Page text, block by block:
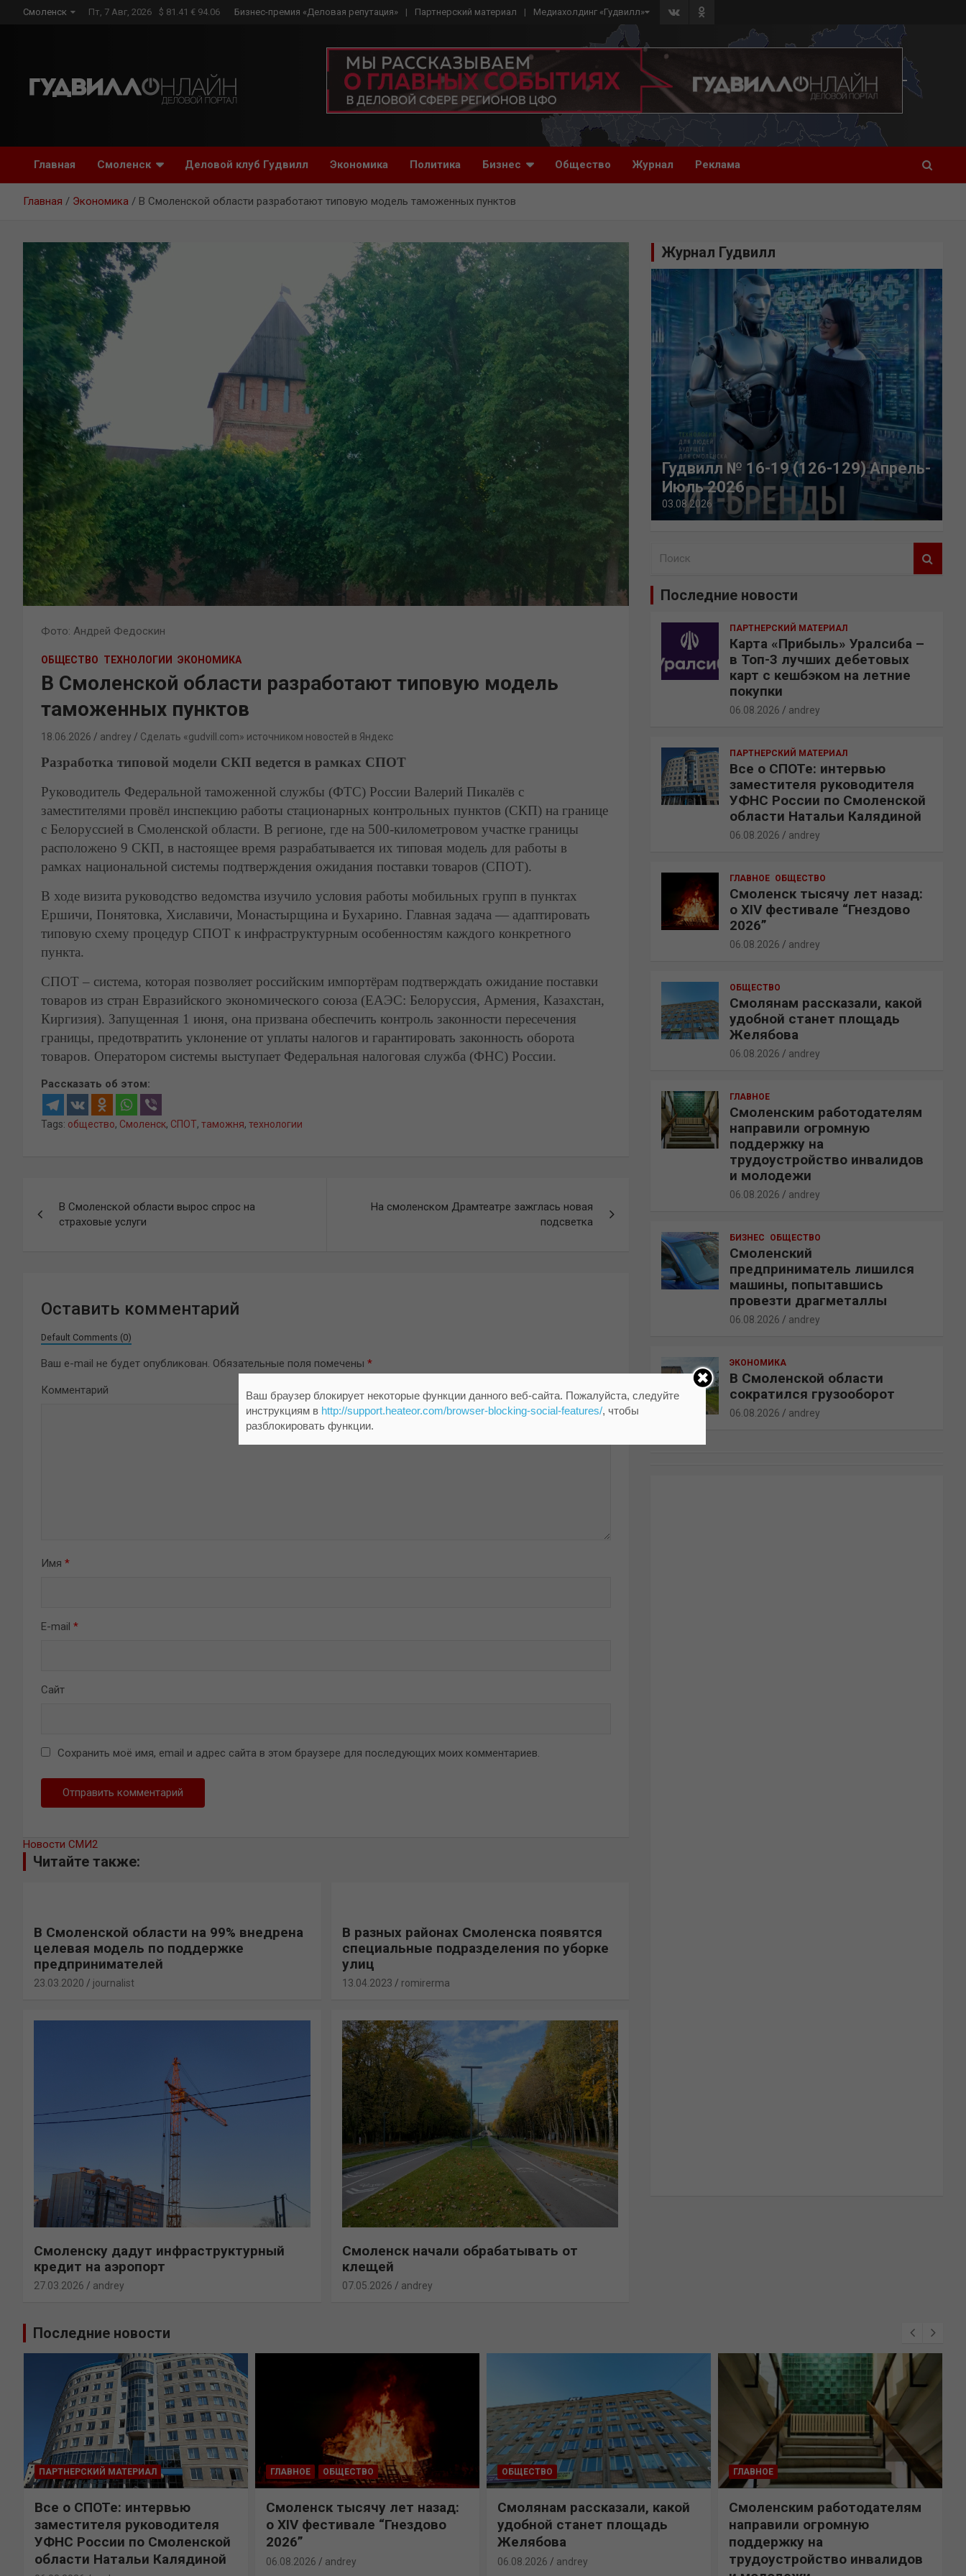
Смоленск Пт, 7 Авг, 2026 $ 81.41 € 94.06 Бизнес-премия «Деловая репутация» Партнерский материал Медиахолдинг «Гудвилл»
Главная Смоленск Деловой клуб Гудвилл Экономика Политика Бизнес Общество Журнал Реклама
Главная Экономика В Смоленской области разработают типовую модель таможенных пунктов
Фото: Андрей Федоскин
ОБЩЕСТВО ТЕХНОЛОГИИ ЭКОНОМИКА
В Смоленской области разработают типовую модель
таможенных пунктов
18.06.2026 andrey Сделать «gudvill.com» источником новостей в Яндекс
Разработка типовой модели СКП ведется в рамках СПОТ
Руководитель Федеральной таможенной службы (ФТС) России Валерий Пикалёв с
заместителями провёл инспекцию работы стационарных контрольных пунктов (СКП) на границе
с Белоруссией в Смоленской области. В регионе, где на 500-километровом участке границы
расположено 9 СКП, в настоящее время разрабатывается их типовая модель для работы в
рамках национальной системы подтверждения ожидания поставки товаров (СПОТ).
В ходе визита руководство ведомства изучило условия работы мобильных групп в пунктах
Ершичи, Понятовка, Хиславичи, Монастырщина и Бухарино. Главная задача — адаптировать
типовую схему процедур СПОТ к инфраструктурным особенностям каждого конкретного
пункта.
СПОТ – система, которая позволяет российским импортёрам подтверждать ожидание поставки
товаров из стран Евразийского экономического союза (ЕАЭС: Белоруссия, Армения, Казахстан,
Киргизия). Запущенная 1 июня, она призвана обеспечить контроль законности пересечения
границы, предотвратить уклонение от уплаты налогов и гарантировать законность оборота
товаров. Оператором системы выступает Федеральная налоговая служба (ФНС) России.
Рассказать об этом:
Tags: общество, Смоленск, СПОТ, таможня, технологии
по
В Смоленской области вырос спрос на
страховые услуги
На смоленском Драмтеатре зажглась новая
подсветка
Оставить комментарий
Default Comments (0)
Ваш e-mail не будет опубликован. Обязательные поля помечены *
Комментарий
Имя *
E-mail *
Сайт
Сохранить моё имя, email и адрес сайта в этом браузере для последующих моих комментариев.
Новости СМИ2
Читайте также:
В Смоленской области на 99% внедрена
целевая модель по поддержке
предпринимателей
23.03.2020 journalist
В разных районах Смоленска появятся
специальные подразделения по уборке
улиц
13.04.2023 romirerma
Смоленску дадут инфраструктурный
кредит на аэропорт
27.03.2026 andrey
Смоленск начали обрабатывать от
клещей
07.05.2026 andrey
Журнал Гудвилл
Гудвилл № 16-19 (126-129) Апрель-
Июль 2026
03.08.2026
Последние новости
ПАРТНЕРСКИЙ МАТЕРИАЛ
Карта «Прибыль» Уралсиба –
в Топ-3 лучших дебетовых
карт с кешбэком на летние
покупки
06.08.2026 andrey
ПАРТНЕРСКИЙ МАТЕРИАЛ
Все о СПОТе: интервью
заместителя руководителя
УФНС России по Смоленской
области Натальи Калядиной
06.08.2026 andrey
ГЛАВНОЕ ОБЩЕСТВО
Смоленск тысячу лет назад:
о XIV фестивале “Гнездово
2026”
06.08.2026 andrey
ОБЩЕСТВО
Смолянам рассказали, какой
удобной станет площадь
Желябова
06.08.2026 andrey
ГЛАВНОЕ
Смоленским работодателям
направили огромную
поддержку на
трудоустройство инвалидов
и молодежи
06.08.2026 andrey
БИЗНЕС ОБЩЕСТВО
Смоленский
предприниматель лишился
машины, попытавшись
провезти драгметаллы
06.08.2026 andrey
ЭКОНОМИКА
В Смоленской области
сократился грузооборот
06.08.2026 andrey
Последние новости
ПАРТНЕРСКИЙ МАТЕРИАЛ
Все о СПОТе: интервью
заместителя руководителя
УФНС России по Смоленской
области Натальи Калядиной
ГЛАВНОЕ ОБЩЕСТВО
Смоленск тысячу лет назад:
о XIV фестивале “Гнездово
2026”
06.08.2026 andrey
ОБЩЕСТВО
Смолянам рассказали, какой
удобной станет площадь
Желябова
06.08.2026 andrey
ГЛАВНОЕ
Смоленским работодателям
направили огромную
поддержку на
трудоустройство инвалидов
Ваш браузер блокирует некоторые функции данного веб-сайта. Пожалуйста, следуйте
инструкциям в http://support.heateor.com/browser-blocking-social-features/, чтобы
разблокировать функции.